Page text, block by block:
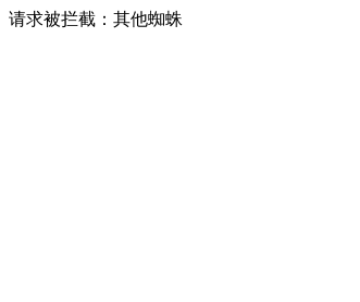
请求被拦截：其他蜘蛛